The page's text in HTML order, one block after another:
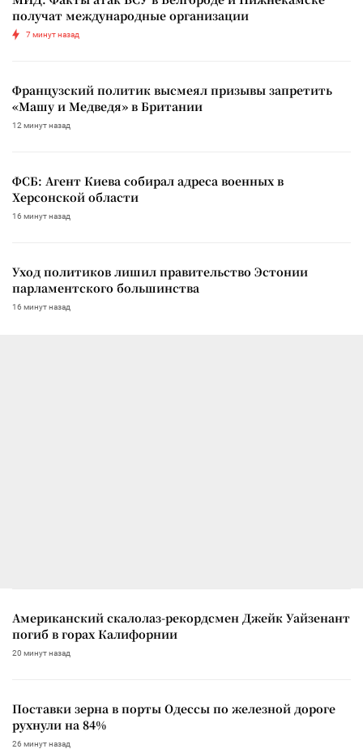
получат международные организации
7 минут назад
Французский политик высмеял призывы запретить
«Машу и Медведя» в Британии
12 минут назад
ФСБ: Агент Киева собирал адреса военных в
Херсонской области
16 минут назад
Уход политиков лишил правительство Эстонии
парламентского большинства
16 минут назад
Американский скалолаз-рекордсмен Джейк Уайзенант
погиб в горах Калифорнии
20 минут назад
Поставки зерна в порты Одессы по железной дороге
рухнули на 84%
26 минут назад